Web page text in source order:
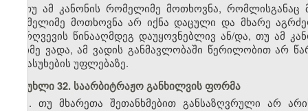
თუ ამ კანონის რომელიმე მოთხოვნა, რომლისგანაც
რომელიმე მოთხოვნა არ იქნა დაცული და მხარე
დარღვევის წინააღმდეგ დაუყოვნებლივ ან/და, თუ ამ
რაიმე ვადა, ამ ვადის განმავლობაში წერილობით არ
შეპასუხების უფლებაზე.
მუხლი 32. საარბიტრაჟო განხილვის ფორმა
1. თუ მხარეთა შეთანხმებით განსაზღვრული არ